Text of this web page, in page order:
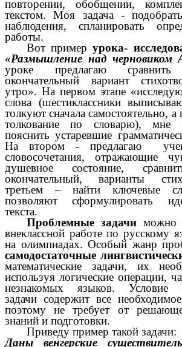
повторении, обобщении,
текстом. Моя задача -
наблюдения, спланировать
работы.
Вот пример урока-
«Размышление над черновиком
уроке предлагаю
окончательный вариант
утро». На первом этапе
слова (шестиклассники
толкуют сначала самостоятельно,
толкование по словарю), мне
пояснить устаревшие
На втором - предлагаю
словосочетания, отражающие
душевное состояние,
окончательный, варианты
третьем – найти ключевые
позволяют сформулировать
текста.
Проблемные задачиможно
внеклассной работе по
на олимпиадах. Особый жанр
самодостаточные
математические задачи, их
используя логические операции,
незнакомых языков. Условие
задачи содержит все
поэтому не требует от
знаний и подготовки.
Приведу пример такой задачи:
Даны венгерские